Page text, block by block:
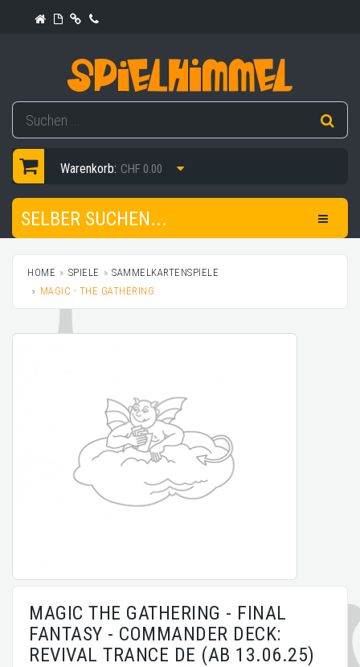
Warenkorb: CHF 0.00
SELBER SUCHEN...
HOME SPIELE
SAMMELKARTENSPIELE
MAGIC - THE GATHERING
MAGIC THE GATHERING - FINAL
FANTASY - COMMANDER DECK:
REVIVAL TRANCE DE (AB 13.06.25)